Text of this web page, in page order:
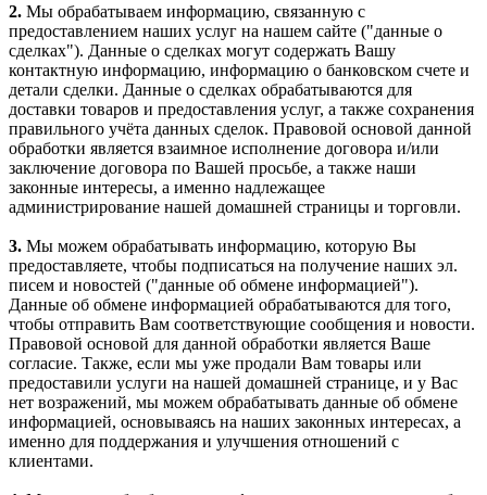
2. Мы обрабатываем информацию, связанную с
предоставлением наших услуг на нашем сайте ("данные о
сделках"). Данные о сделках могут содержать Вашу
контактную информацию, информацию о банковском счете и
детали сделки. Данные о сделках обрабатываются для
доставки товаров и предоставления услуг, а также сохранения
правильного учёта данных сделок. Правовой основой данной
обработки является взаимное исполнение договора и/или
заключение договора по Вашей просьбе, а также наши
законные интересы, а именно надлежащее
администрирование нашей домашней страницы и торговли.
3. Мы можем обрабатывать информацию, которую Вы
предоставляете, чтобы подписаться на получение наших эл.
писем и новостей ("данные об обмене информацией").
Данные об обмене информацией обрабатываются для того,
чтобы отправить Вам соответствующие сообщения и новости.
Правовой основой для данной обработки является Ваше
согласие. Также, если мы уже продали Вам товары или
предоставили услуги на нашей домашней странице, и у Вас
нет возражений, мы можем обрабатывать данные об обмене
информацией, основываясь на наших законных интересах, а
именно для поддержания и улучшения отношений с
клиентами.